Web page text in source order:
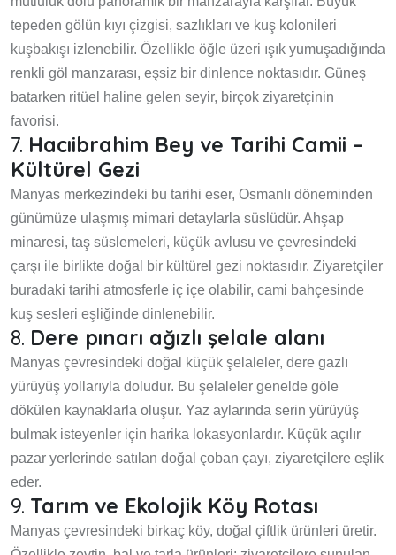
tepeden gölün kıyı çizgisi, sazlıkları ve kuş kolonileri
kuşbakışı izlenebilir. Özellikle öğle üzeri ışık yumuşadığında
renkli göl manzarası, eşsiz bir dinlence noktasıdır. Güneş
batarken ritüel haline gelen seyir, birçok ziyaretçinin
favorisi.
7. Hacıibrahim Bey ve Tarihi Camii –
Kültürel Gezi
Manyas merkezindeki bu tarihi eser, Osmanlı döneminden
günümüze ulaşmış mimari detaylarla süslüdür. Ahşap
minaresi, taş süslemeleri, küçük avlusu ve çevresindeki
çarşı ile birlikte doğal bir kültürel gezi noktasıdır. Ziyaretçiler
buradaki tarihi atmosferle iç içe olabilir, cami bahçesinde
kuş sesleri eşliğinde dinlenebilir.
8. Dere pınarı ağızlı şelale alanı
Manyas çevresindeki doğal küçük şelaleler, dere gazlı
yürüyüş yollarıyla doludur. Bu şelaleler genelde göle
dökülen kaynaklarla oluşur. Yaz aylarında serin yürüyüş
bulmak isteyenler için harika lokasyonlardır. Küçük açılır
pazar yerlerinde satılan doğal çoban çayı, ziyaretçilere eşlik
eder.
9. Tarım ve Ekolojik Köy Rotası
Manyas çevresindeki birkaç köy, doğal çiftlik ürünleri üretir.